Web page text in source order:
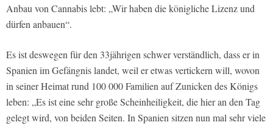
Anbau von Cannabis lebt: „Wir haben die königliche Lizenz und
dürfen anbauen“.
Es ist deswegen für den 33jährigen schwer verständlich, dass er in
Spanien im Gefängnis landet, weil er etwas vertickern will, wovon
in seiner Heimat rund 100 000 Familien auf Zunicken des Königs
leben: „Es ist eine sehr große Scheinheiligkeit, die hier an den Tag
gelegt wird, von beiden Seiten. In Spanien sitzen nun mal sehr viele